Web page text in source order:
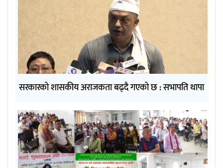
सरकारको शासकीय अराजकता बढ्दै गएको छ : सभापति थापा